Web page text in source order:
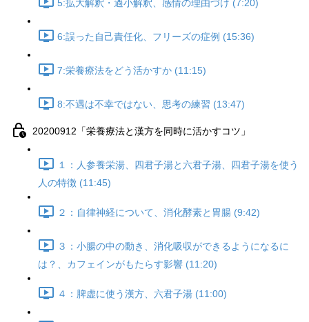
5:拡大解釈・過小解釈、感情の理由づけ (7:20)
6:誤った自己責任化、フリーズの症例 (15:36)
7:栄養療法をどう活かすか (11:15)
8:不遇は不幸ではない、思考の練習 (13:47)
20200912「栄養療法と漢方を同時に活かすコツ」
１：人参養栄湯、四君子湯と六君子湯、四君子湯を使う
人の特徴 (11:45)
２：自律神経について、消化酵素と胃腸 (9:42)
３：小腸の中の動き、消化吸収ができるようになるに
は？、カフェインがもたらす影響 (11:20)
４：脾虚に使う漢方、六君子湯 (11:00)